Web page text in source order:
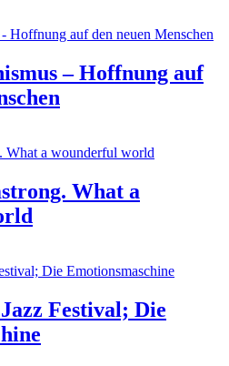
– Hoffnung auf
What a
Festival; Die